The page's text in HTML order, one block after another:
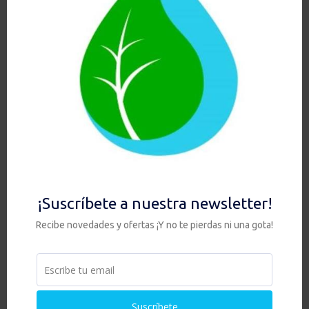
buscar producto
EN TODOS NUESTROS EQUIPOS:
Categorías del producto